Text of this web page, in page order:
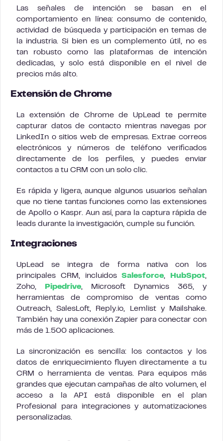
Las señales de intención se basan en el
comportamiento en línea: consumo de contenido,
actividad de búsqueda y participación en temas de
la industria. Si bien es un complemento útil, no es
tan robusto como las plataformas de intención
dedicadas, y solo está disponible en el nivel de
precios más alto.
Extensión de Chrome
La extensión de Chrome de UpLead te permite
capturar datos de contacto mientras navegas por
LinkedIn o sitios web de empresas. Extrae correos
electrónicos y números de teléfono verificados
directamente de los perfiles, y puedes enviar
contactos a tu CRM con un solo clic.
Es rápida y ligera, aunque algunos usuarios señalan
que no tiene tantas funciones como las extensiones
de Apollo o Kaspr. Aun así, para la captura rápida de
leads durante la investigación, cumple su función.
Integraciones
UpLead se integra de forma nativa con los
principales CRM, incluidosSalesforce, HubSpot,
Zoho,
Pipedrive, Microsoft Dynamics 365, y
herramientas de compromiso de ventas como
Outreach, SalesLoft, Reply.io, Lemlist y Mailshake.
También hay una conexión Zapier para conectar con
más de 1.500 aplicaciones.
La sincronización es sencilla: los contactos y los
datos de enriquecimiento fluyen directamente a tu
CRM o herramienta de ventas. Para equipos más
grandes que ejecutan campañas de alto volumen, el
acceso a la API está disponible en el plan
Profesional para integraciones y automatizaciones
personalizadas.